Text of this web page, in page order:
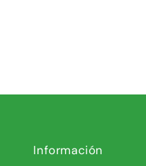
Información